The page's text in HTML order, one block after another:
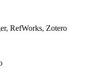
RefWorks, Zotero